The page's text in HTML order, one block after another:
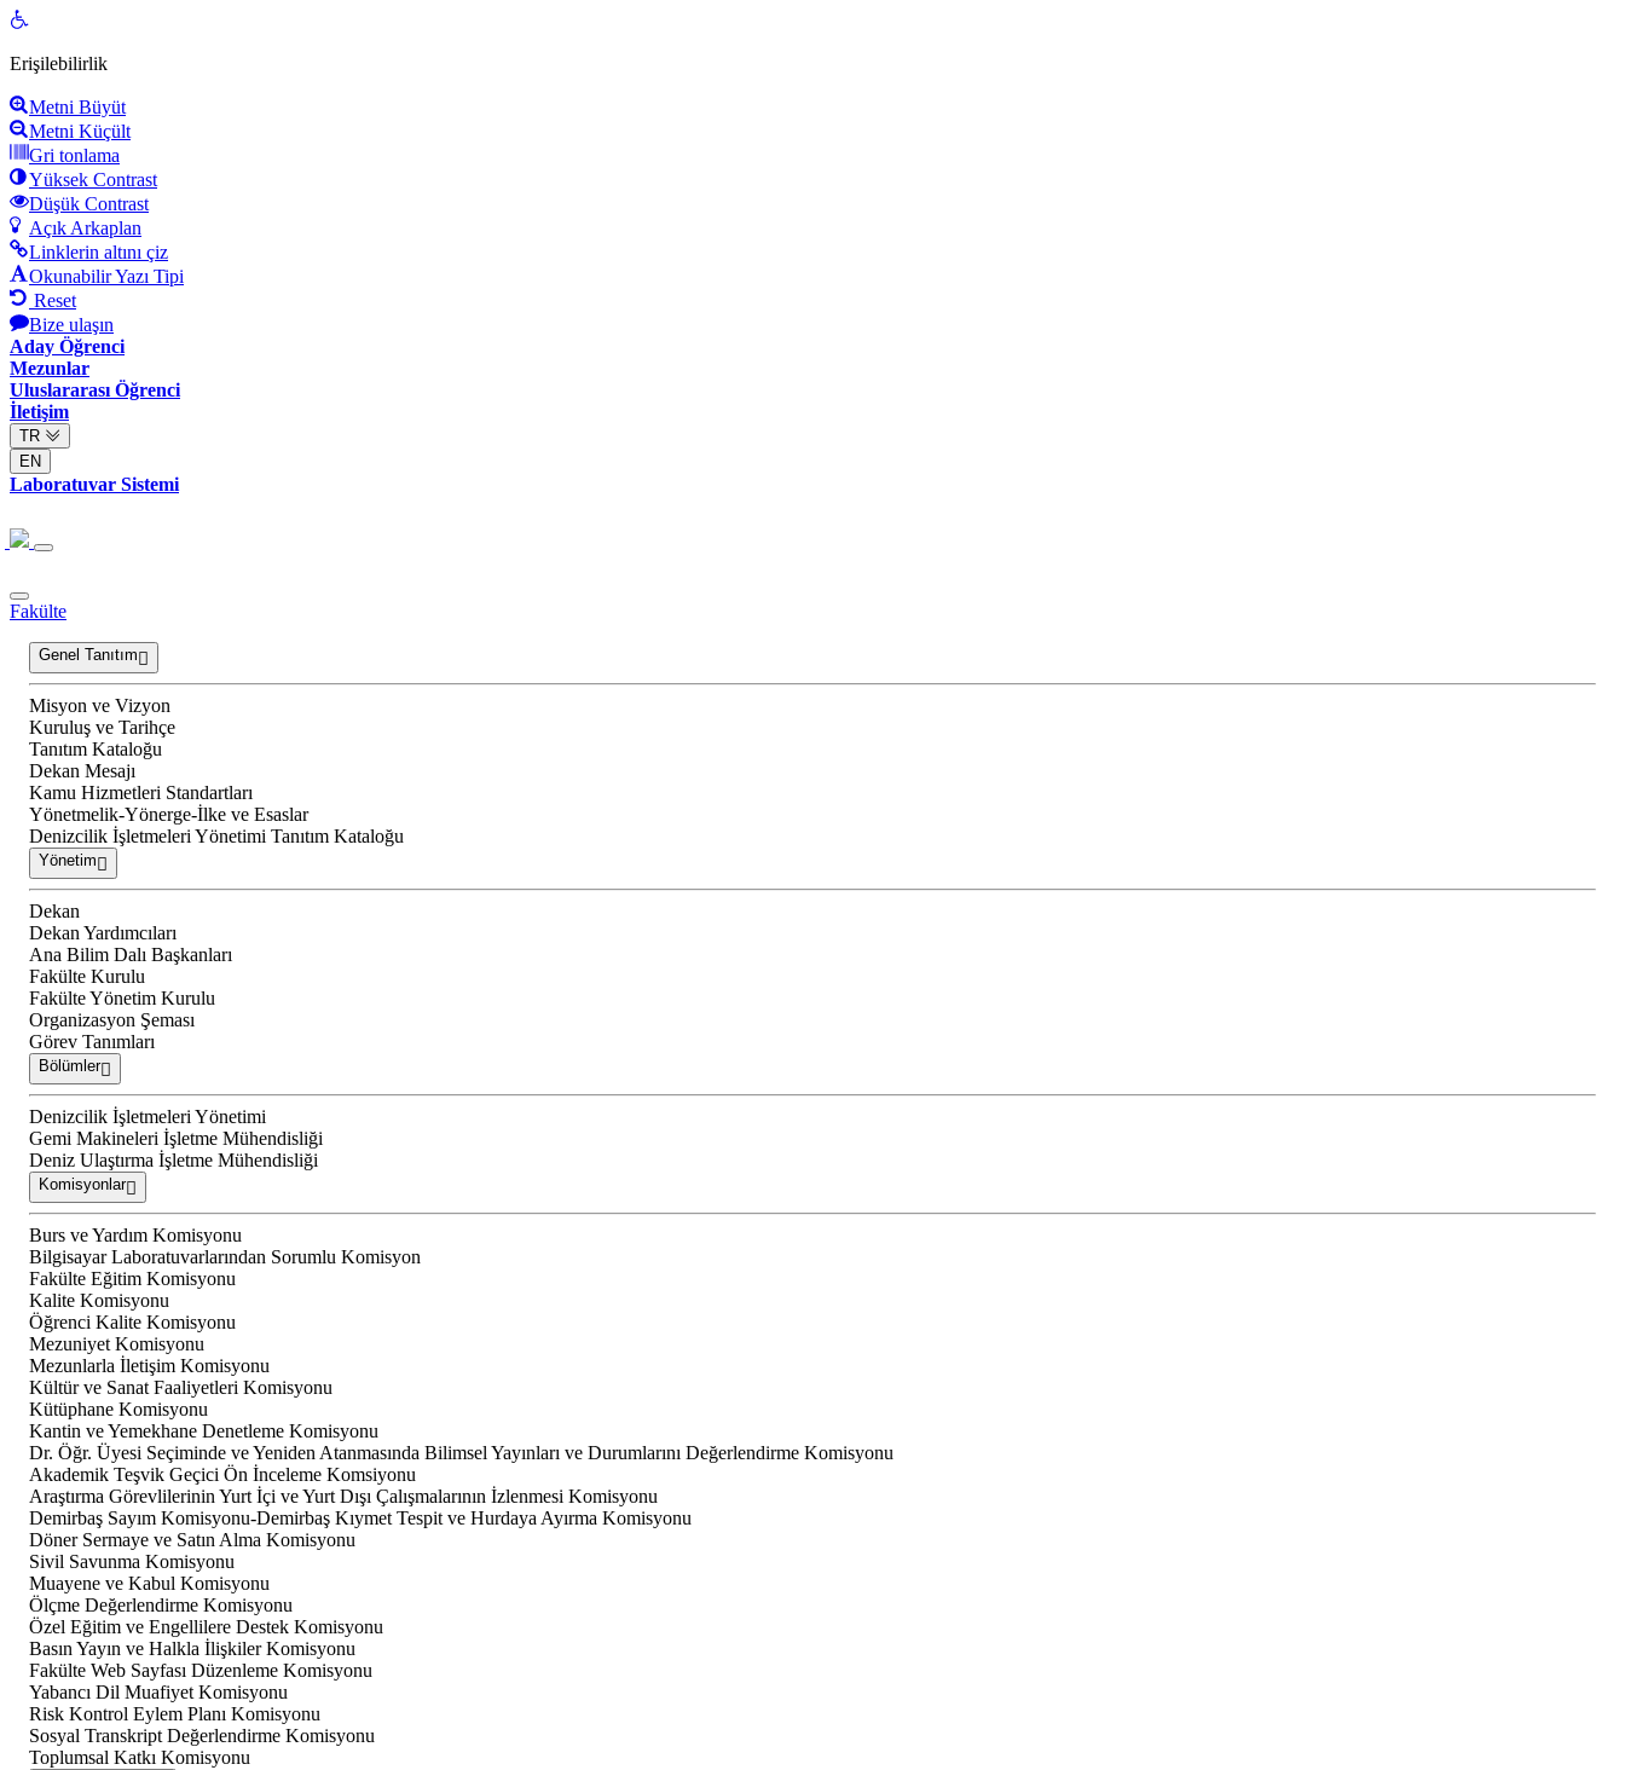
Open
Erişilebilirlik
Metni Büyüt
Metni Küçült
Gri tonlama
Yüksek Contrast
Düşük Contrast
Açık Arkaplan
Linklerin altını çiz
Okunabilir Yazı Tipi
Reset
Bize ulaşın
Aday Öğrenci
Mezunlar
Uluslararası Öğrenci
İletişim
TR
EN
Laboratuvar Sistemi
Fakülte
Genel Tanıtım
Misyon ve Vizyon
Kuruluş ve Tarihçe
Tanıtım Kataloğu
Dekan Mesajı
Kamu Hizmetleri Standartları
Yönetmelik-Yönerge-İlke ve Esaslar
Denizcilik İşletmeleri Yönetimi Tanıtım Kataloğu
Yönetim
Dekan
Dekan Yardımcıları
Ana Bilim Dalı Başkanları
Fakülte Kurulu
Fakülte Yönetim Kurulu
Organizasyon Şeması
Görev Tanımları
Bölümler
Denizcilik İşletmeleri Yönetimi
Gemi Makineleri İşletme Mühendisliği
Deniz Ulaştırma İşletme Mühendisliği
Komisyonlar
Burs ve Yardım Komisyonu
Bilgisayar Laboratuvarlarından Sorumlu Komisyon
Fakülte Eğitim Komisyonu
Kalite Komisyonu
Öğrenci Kalite Komisyonu
Mezuniyet Komisyonu
Mezunlarla İletişim Komisyonu
Kültür ve Sanat Faaliyetleri Komisyonu
Kütüphane Komisyonu
Kantin ve Yemekhane Denetleme Komisyonu
Dr. Öğr. Üyesi Seçiminde ve Yeniden Atanmasında Bilimsel Yayınları ve Durumlarını Değerlendirme Komisyonu
Akademik Teşvik Geçici Ön İnceleme Komsiyonu
Araştırma Görevlilerinin Yurt İçi ve Yurt Dışı Çalışmalarının İzlenmesi Komisyonu
Demirbaş Sayım Komisyonu-Demirbaş Kıymet Tespit ve Hurdaya Ayırma Komisyonu
Döner Sermaye ve Satın Alma Komisyonu
Sivil Savunma Komisyonu
Muayene ve Kabul Komisyonu
Ölçme Değerlendirme Komisyonu
Özel Eğitim ve Engellilere Destek Komisyonu
Basın Yayın ve Halkla İlişkiler Komisyonu
Fakülte Web Sayfası Düzenleme Komisyonu
Yabancı Dil Muafiyet Komisyonu
Risk Kontrol Eylem Planı Komisyonu
Sosyal Transkript Değerlendirme Komisyonu
Toplumsal Katkı Komisyonu